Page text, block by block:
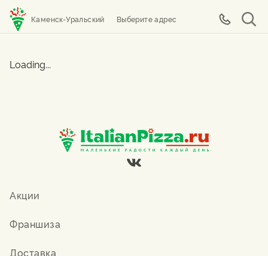
Каменск-Уральский Выберите адрес
Loading...
Акции
Франшиза
Доставка